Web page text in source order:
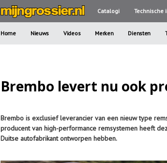
Catalogi Technische
Home Nieuws Videos Merken Diensten
Brembo levert nu ook
Brembo is exclusief leverancier van een nieuw type
producent van high-performance remsystemen heeft
Duitse autofabrikant ontworpen hebben.